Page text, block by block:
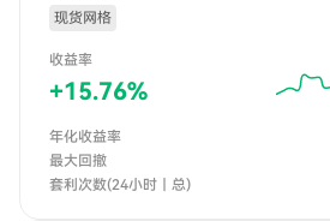
现货网格
收益率
+15.76%
年化收益率
最大回撤
套利次数(24小时｜总)